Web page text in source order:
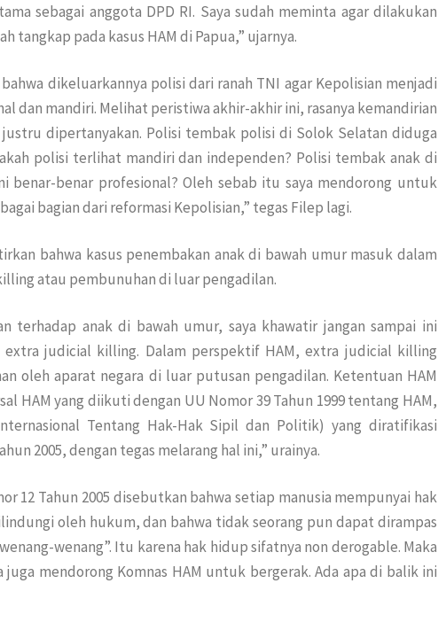
sebagai anggota DPD RI. Saya sudah meminta agar dilakukan
tangkap pada kasus HAM di Papua,” ujarnya.
dikeluarkannya polisi dari ranah TNI agar Kepolisian menjadi
dan mandiri. Melihat peristiwa akhir-akhir ini, rasanya kemandirian
dipertanyakan. Polisi tembak polisi di Solok Selatan diduga
polisi terlihat mandiri dan independen? Polisi tembak anak di
benar-benar profesional? Oleh sebab itu saya mendorong untuk
bagian dari reformasi Kepolisian,” tegas Filep lagi.
bahwa kasus penembakan anak di bawah umur masuk dalam
atau pembunuhan di luar pengadilan.
terhadap anak di bawah umur, saya khawatir jangan sampai ini
extra judicial killing. Dalam perspektif HAM, extra judicial killing
oleh aparat negara di luar putusan pengadilan. Ketentuan HAM
HAM yang diikuti dengan UU Nomor 39 Tahun 1999 tentang HAM,
Tentang Hak-Hak Sipil dan Politik) yang diratifikasi
2005, dengan tegas melarang hal ini,” urainya.
12 Tahun 2005 disebutkan bahwa setiap manusia mempunyai hak
oleh hukum, dan bahwa tidak seorang pun dapat dirampas
wenang”. Itu karena hak hidup sifatnya non derogable. Maka
mendorong Komnas HAM untuk bergerak. Ada apa di balik ini